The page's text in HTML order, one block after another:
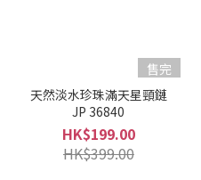
售完
天然淡水珍珠滿天星頸鏈
JP 36840
HK$199.00
HK$399.00